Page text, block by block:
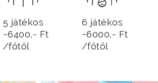
5 játékos
~6400,- Ft
/főtől
6 játékos
~6000,- Ft
/főtől